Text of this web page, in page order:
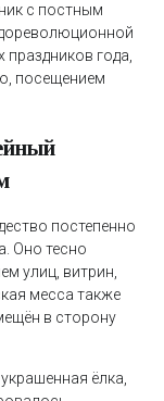
с постным
дореволюционной
года,
посещением
постепенно
Оно тесно
улиц, витрин,
месса также
в сторону
ёлка,